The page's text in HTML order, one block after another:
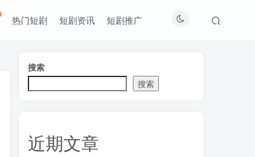
热门短剧 短剧资讯 短剧推广
搜索
搜索
近期文章